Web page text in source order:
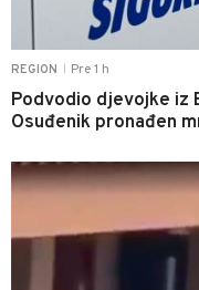
REGION Pre 1 h
Podvodio djevojke iz
Osuđenik pronađen